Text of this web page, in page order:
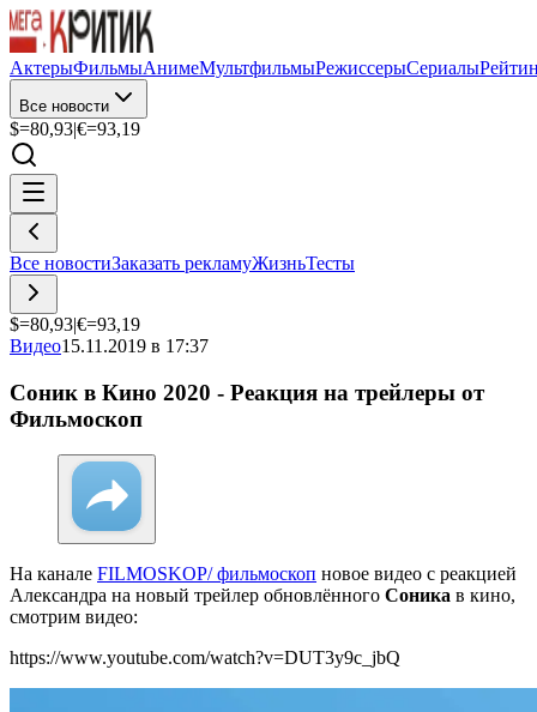
АктерыФильмыАнимеМультфильмыРежиссерыСериалы
Все новости
$=80,93|€=93,19
Все новостиЗаказать рекламуЖизньТесты
$=80,93|€=93,19
Видео15.11.2019 в 17:37
Соник в Кино 2020 - Реакция на трейлеры от
Фильмоскоп
На канале FILMOSKOP/ фильмоскоп новое видео с реакцией
Александра на новый трейлер обновлённого Соника в кино,
смотрим видео:
https://www.youtube.com/watch?v=DUT3y9c_jbQ